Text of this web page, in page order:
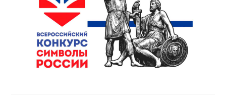
народов
–
единство
России»
В
ДРУЖБЕ
НАРОДОВ
–
ЕДИНСТВО
РОССИИ»